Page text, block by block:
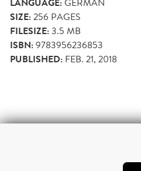
LANGUAGE:GERMAN
SIZE:256 PAGES
FILESIZE:3.5 MB
ISBN:9783956236853
PUBLISHED: FEB. 21, 2018